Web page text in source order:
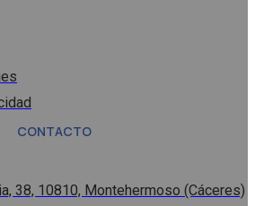
CONTACTO
38, 10810, Montehermoso (Cáceres)